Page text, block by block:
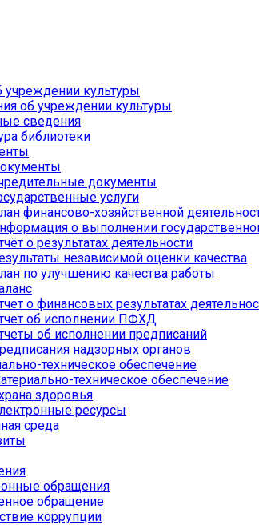
учреждении культуры
об учреждении культуры
сведения
библиотеки
документы
услуги
финансово-хозяйственной
о выполнении
о результатах деятельности
независимой оценки качества
по улучшению качества работы
о финансовых результатах
об исполнении ПФХД
об исполнении предписаний
надзорных органов
техническое обеспечение
техническое обеспечение
здоровья
ресурсы
среда
обращения
обращение
коррупции